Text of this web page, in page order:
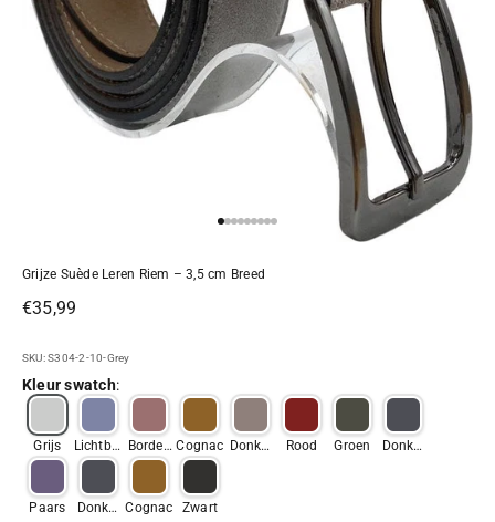
Naar artikel 8
Naar artikel 9
Grijze Suède Leren Riem – 3,5 cm Breed
Aanbiedingsprijs
€35,99
SKU: S304-2-10-Grey
Kleur swatch:
Grijs
Lichtbla
Bordea Cognac Donker
Rood Groen
Donker
Paars
Donker Cognac Zwart